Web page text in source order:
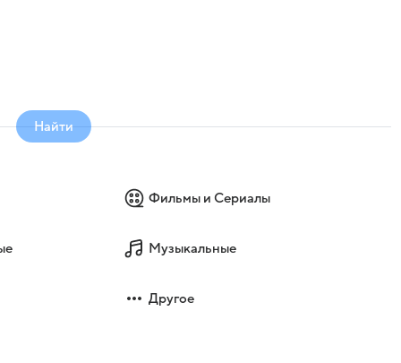
Найти
Фильмы и Сериалы
Музыкальные
Другое